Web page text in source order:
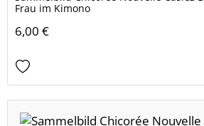
Frau im Kimono
6,00 €